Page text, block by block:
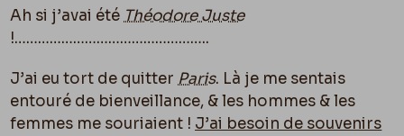
Ah si j’avai étéThéodore Juste
!…………………………………………..
J’ai eu tort de quitterParis. Là je me sentais
entouré de bienveillance, & les hommes & les
femmes me souriaient ! J’ai besoin de souvenirs